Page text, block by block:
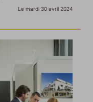
Le mardi 30 avril 2024